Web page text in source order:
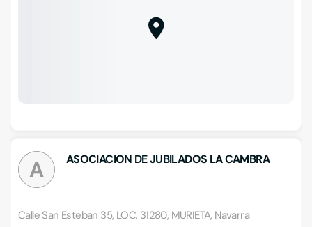
A ASOCIACION DE JUBILADOS LA CAMBRA
Calle San Esteban 35, LOC, 31280, MURIETA, Navarra